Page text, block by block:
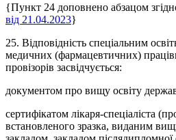
{Пункт 24 доповнено абзацом
від 21.04.2023}
25. Відповідність спеціальним
медичних (фармацевтичних)
провізорів засвідчується:
документом про вищу освіту
сертифікатом лікаря-спеціаліста
встановленого зразка, виданим